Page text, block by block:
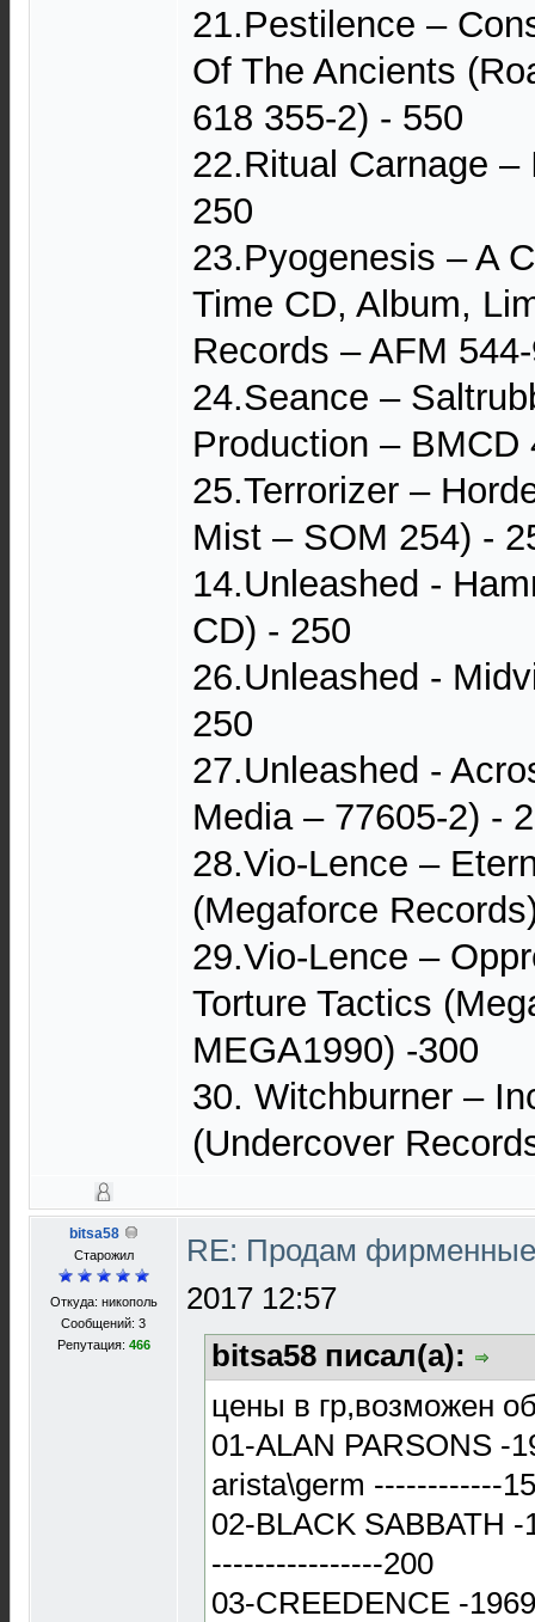
21.Pestilence –
Of The Ancients
618 355-2) - 550
22.Ritual Carnage
250
23.Pyogenesis – A
Time CD, Album,
Records – AFM
24.Seance –
Production – BMCD
25.Terrorizer –
Mist – SOM 254) -
14.Unleashed -
CD) - 250
26.Unleashed -
250
27.Unleashed -
Media – 77605-2) -
28.Vio-Lence –
(Megaforce
29.Vio-Lence –
Torture Tactics
MEGA1990) -300
30. Witchburner –
(Undercover
bitsa58
Старожил
Откуда: никополь
Сообщений: 3
Репутация: 466
RE: Продам
2017 12:57
bitsa58 писал(а):
цены в гр,возможен
01-ALAN PARSONS -
arista\germ ------------
02-BLACK SABBATH
----------------200
03-CREEDENCE -